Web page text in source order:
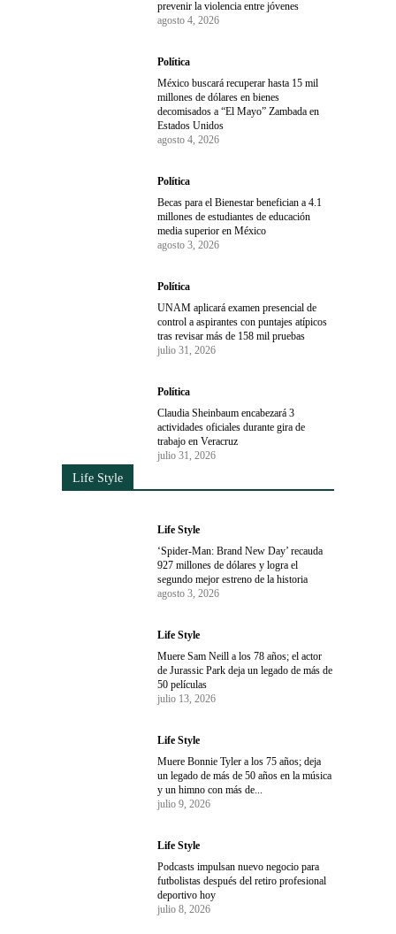
prevenir la violencia entre jóvenes
agosto 4, 2026
Política
México buscará recuperar hasta 15 mil
millones de dólares en bienes
decomisados a “El Mayo” Zambada en
Estados Unidos
agosto 4, 2026
Política
Becas para el Bienestar benefician a 4.1
millones de estudiantes de educación
media superior en México
agosto 3, 2026
Política
UNAM aplicará examen presencial de
control a aspirantes con puntajes atípicos
tras revisar más de 158 mil pruebas
julio 31, 2026
Política
Claudia Sheinbaum encabezará 3
actividades oficiales durante gira de
trabajo en Veracruz
julio 31, 2026
Life Style
Life Style
‘Spider-Man: Brand New Day’ recauda
927 millones de dólares y logra el
segundo mejor estreno de la historia
agosto 3, 2026
Life Style
Muere Sam Neill a los 78 años; el actor
de Jurassic Park deja un legado de más de
50 películas
julio 13, 2026
Life Style
Muere Bonnie Tyler a los 75 años; deja
un legado de más de 50 años en la música
y un himno con más de...
julio 9, 2026
Life Style
Podcasts impulsan nuevo negocio para
futbolistas después del retiro profesional
deportivo hoy
julio 8, 2026